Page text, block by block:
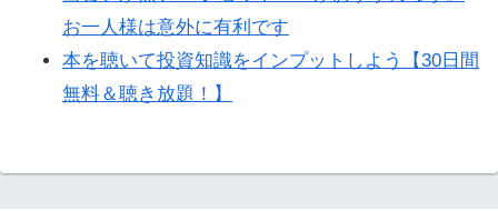
お一人様は意外に有利です
本を聴いて投資知識をインプットしよう【30日間
無料＆聴き放題！】